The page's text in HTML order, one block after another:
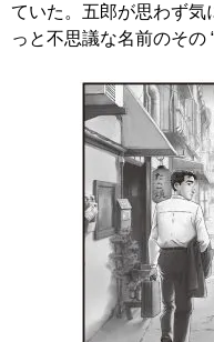
ていた。五郎が思わず気
っと不思議な名前のその